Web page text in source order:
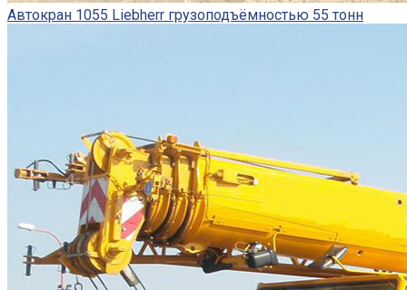
Автокран 1055 Liebherr грузоподъёмностью 55 тонн